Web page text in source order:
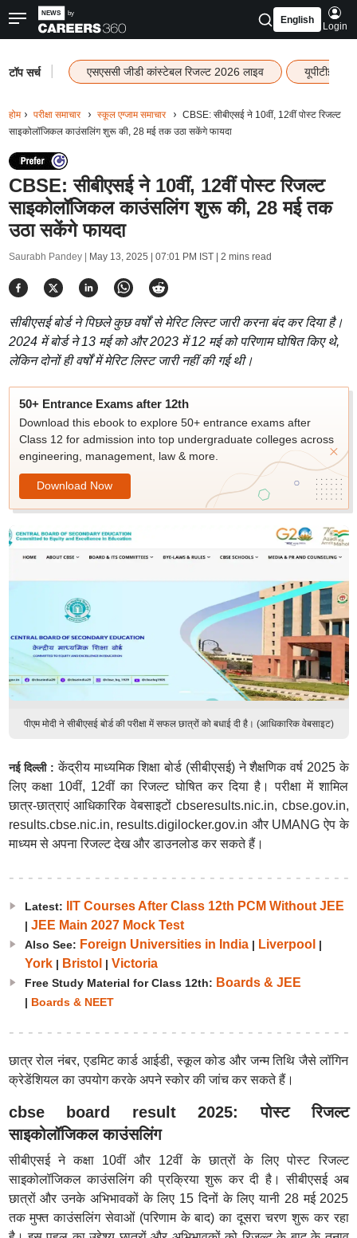
English
Login
टॉप सर्च एसएससी जीडी कांस्टेबल रिजल्ट 2026 लाइव यूपीटीईटी
होम परीक्षा समाचार स्कूल एग्जाम समाचार
CBSE: सीबीएसई ने 10वीं, 12वीं पोस्ट रिजल्ट
साइकोलॉजिकल काउंसलिंग शुरू की, 28 मई तक उठा सकेंगे फायदा
CBSE: सीबीएसई ने 10वीं, 12वीं पोस्ट रिजल्ट
साइकोलॉजिकल काउंसलिंग शुरू की, 28 मई तक
उठा सकेंगे फायदा
Saurabh Pandey | May 13, 2025 | 07:01 PM IST| 2 mins read
सीबीएसई बोर्ड ने पिछले कुछ वर्षों से मेरिट लिस्ट जारी करना बंद कर दिया है।
2024 में बोर्ड ने 13 मई को और 2023 में 12 मई को परिणाम घोषित किए थे,
लेकिन दोनों ही वर्षों में मेरिट लिस्ट जारी नहीं की गई थी।
50+ Entrance Exams after 12th
Download this ebook to explore 50+ entrance exams after
Class 12 for admission into top undergraduate colleges across
engineering, management, law & more.
Download Now
पीएम मोदी ने सीबीएसई बोर्ड की परीक्षा में सफल छात्रों को बधाई दी है। (आधिकारिक वेबसाइट)
नई दिल्ली : केंद्रीय माध्यमिक शिक्षा बोर्ड (सीबीएसई) ने शैक्षणिक वर्ष 2025 के
लिए कक्षा 10वीं, 12वीं का रिजल्ट घोषित कर दिया है। परीक्षा में शामिल
छात्र-छात्राएं आधिकारिक वेबसाइटों cbseresults.nic.in, cbse.gov.in,
results.cbse.nic.in, results.digilocker.gov.in और UMANG ऐप के
माध्यम से अपना रिजल्ट देख और डाउनलोड कर सकते हैं।
Latest: IIT Courses After Class 12th PCM Without JEE
| JEE Main 2027 Mock Test
Also See: Foreign Universities in India| Liverpool |
York| Bristol | Victoria
Free Study Material for Class 12th: Boards & JEE
| Boards & NEET
छात्र रोल नंबर, एडमिट कार्ड आईडी, स्कूल कोड और जन्म तिथि जैसे लॉगिन
क्रेडेंशियल का उपयोग करके अपने स्कोर की जांच कर सकते हैं।
cbse board result 2025: पोस्ट रिजल्ट
साइकोलॉजिकल काउंसलिंग
सीबीएसई ने कक्षा 10वीं और 12वीं के छात्रों के लिए पोस्ट रिजल्ट
साइकोलॉजिकल काउंसलिंग की प्रक्रिया शुरू कर दी है। सीबीएसई अब
छात्रों और उनके अभिभावकों के लिए 15 दिनों के लिए यानी 28 मई 2025
तक मुफ्त काउंसलिंग सेवाओं (परिणाम के बाद) का दूसरा चरण शुरू कर रहा